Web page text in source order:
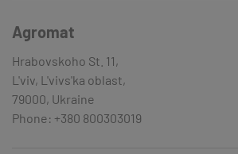
Agromat
Hrabovskoho St. 11,
L'viv, L'vivs'ka oblast,
79000, Ukraine
Phone: +380 800303019